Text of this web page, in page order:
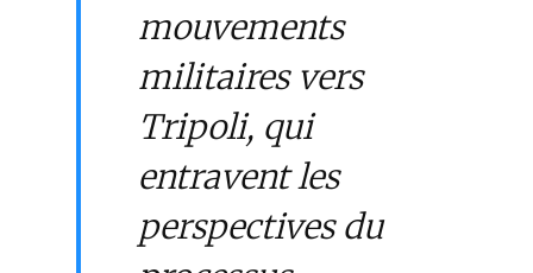
mouvements
militaires vers
Tripoli, qui
entravent les
perspectives du